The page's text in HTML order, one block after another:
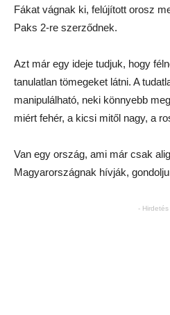
Fákat vágnak ki, felújított orosz
Paks 2-re szerződnek.
Azt már egy ideje tudjuk, hogy
tanulatlan tömegeket látni. A
manipulálható, neki könnyebb
miért fehér, a kicsi mitől nagy, a
Van egy ország, ami már csak
Magyarországnak hívják,
- Hirdetés